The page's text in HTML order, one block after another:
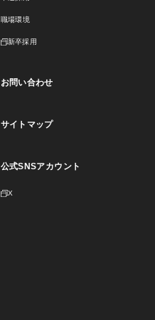
職場環境
新卒採用
お問い合わせ
サイトマップ
公式SNSアカウント
X